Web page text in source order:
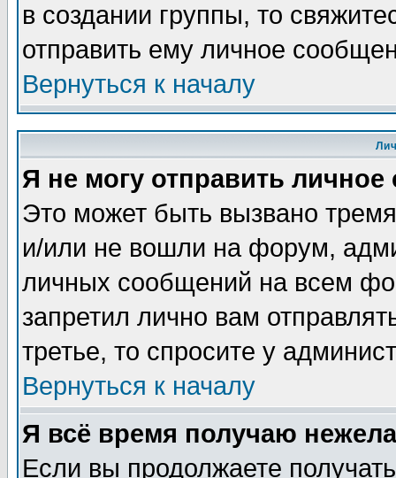
в создании группы, то
отправить ему личное
Вернуться к началу
Я не могу отправить
Это может быть вызвано
и/или не вошли на форум,
личных сообщений на всем
запретил лично вам
третье, то спросите у
Вернуться к началу
Я всё время получаю
Если вы продолжаете